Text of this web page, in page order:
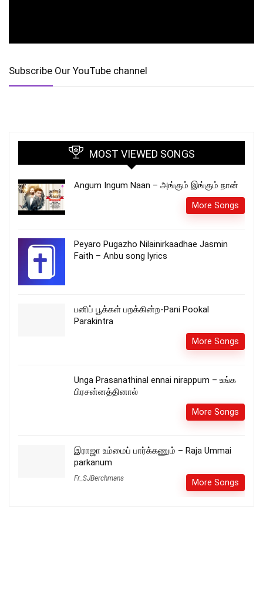
Subscribe Our YouTube channel
MOST VIEWED SONGS
Angum Ingum Naan – அங்கும் இங்கும் நான்
More Songs
Peyaro Pugazho Nilainirkaadhae Jasmin
Faith – Anbu song lyrics
பனிப் பூக்கள் பறக்கின்ற-Pani Pookal
Parakintra
More Songs
Unga Prasanathinal ennai nirappum – உங்க
பிரசன்னத்தினால்
More Songs
இராஜா உம்மைப் பார்க்கணும் – Raja Ummai
parkanum
Fr_SJBerchmans More Songs